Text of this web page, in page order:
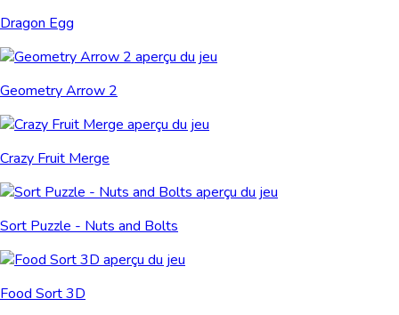
Dragon Egg
Geometry Arrow 2
Crazy Fruit Merge
Sort Puzzle - Nuts and Bolts
Food Sort 3D